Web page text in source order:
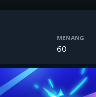
MENANG
60